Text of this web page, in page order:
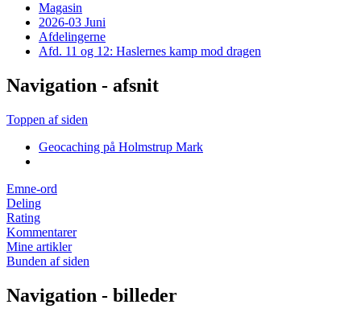
Magasin
2026-03 Juni
Afdelingerne
Afd. 11 og 12: Haslernes kamp mod dragen
Navigation - afsnit
Toppen af siden
Geocaching på Holmstrup Mark
Emne-ord
Deling
Rating
Kommentarer
Mine artikler
Bunden af siden
Navigation - billeder